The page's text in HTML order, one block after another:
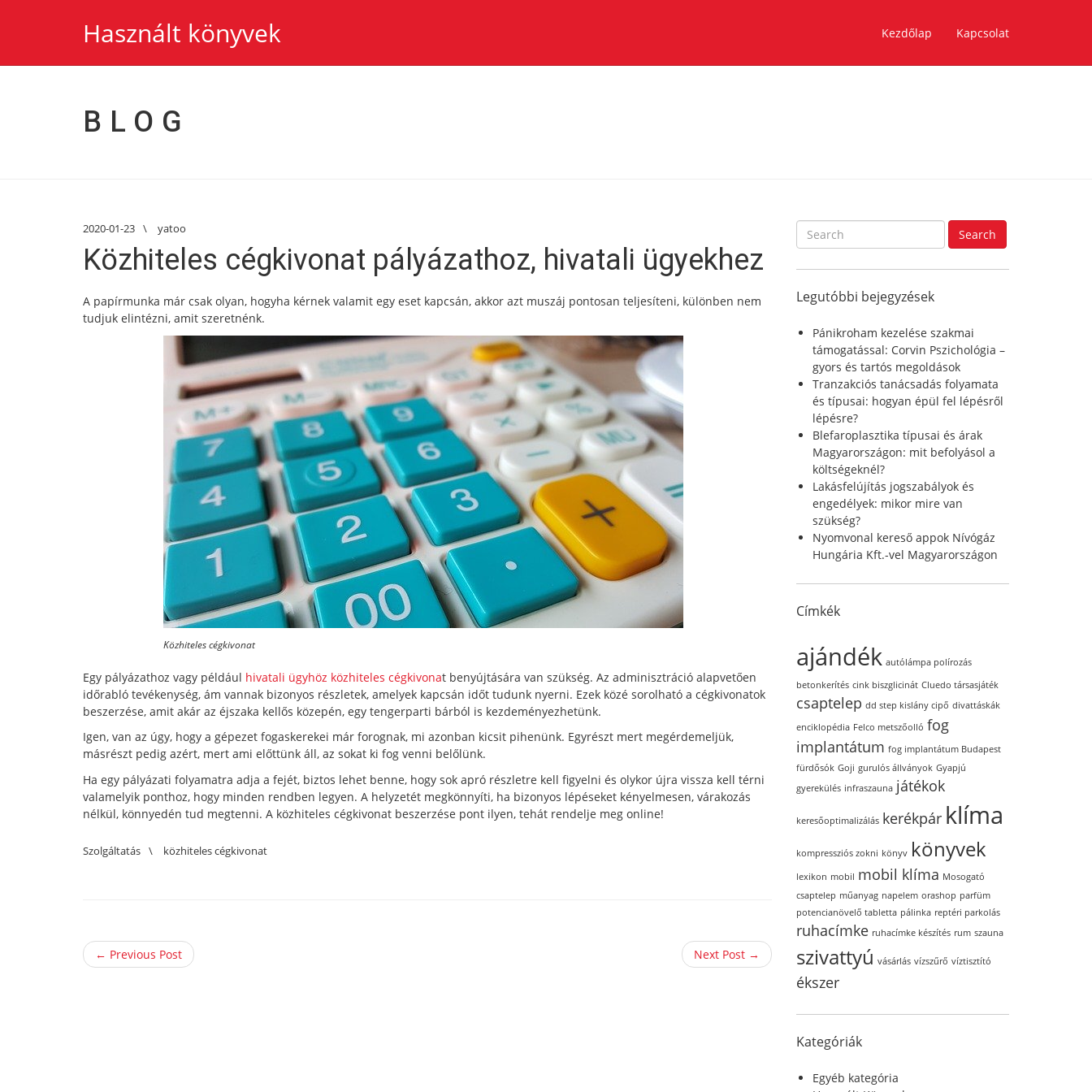
Használt könyvek Kezdőlap Kapcsolat
BLOG
2020-01-23 \ yatoo
Közhiteles cégkivonat pályázathoz, hivatali ügyekhez
A papírmunka már csak olyan, hogyha kérnek valamit egy eset kapcsán, akkor azt muszáj pontosan teljesíteni, különben nem
tudjuk elintézni, amit szeretnénk.
Közhiteles cégkivonat
Egy pályázathoz vagy például hivatali ügyhöz közhiteles cégkivonat benyújtására van szükség. Az adminisztráció alapvetően
időrabló tevékenység, ám vannak bizonyos részletek, amelyek kapcsán időt tudunk nyerni. Ezek közé sorolható a cégkivonatok
beszerzése, amit akár az éjszaka kellős közepén, egy tengerparti bárból is kezdeményezhetünk.
Igen, van az úgy, hogy a gépezet fogaskerekei már forognak, mi azonban kicsit pihenünk. Egyrészt mert megérdemeljük,
másrészt pedig azért, mert ami előttünk áll, az sokat ki fog venni belőlünk.
Ha egy pályázati folyamatra adja a fejét, biztos lehet benne, hogy sok apró részletre kell figyelni és olykor újra vissza kell térni
valamelyik ponthoz, hogy minden rendben legyen. A helyzetét megkönnyíti, ha bizonyos lépéseket kényelmesen, várakozás
nélkül, könnyedén tud megtenni. A közhiteles cégkivonat beszerzése pont ilyen, tehát rendelje meg online!
Szolgáltatás \ közhiteles cégkivonat
← Previous Post Next Post →
S
e
c
f
Search
Legutóbbi bejegyzések
Pánikroham kezelése szakmai
támogatással: Corvin Pszichológia –
gyors és tartós megoldások
Tranzakciós tanácsadás folyamata
és típusai: hogyan épül fel lépésről
lépésre?
Blefaroplasztika típusai és árak
Magyarországon: mit befolyásol a
költségeknél?
Lakásfelújítás jogszabályok és
engedélyek: mikor mire van
szükség?
Nyomvonal kereső appok Nívógáz
Hungária Kft.-vel Magyarországon
Címkék
ajándék autólámpa polírozás
betonkerítés cink biszglicinát Cluedo társasjáték
csaptelep dd step kislány cipő divattáskák
enciklopédia Felco metszőolló fog
implantátum fog implantátum Budapest
fürdősók Goji gurulós állványok Gyapjú
gyerekülés infraszauna játékok
keresőoptimalizálás kerékpár klíma
kompressziós zokni könyv könyvek
lexikon mobil mobil klíma Mosogató
csaptelep műanyag napelem orashop parfüm
potencianövelő tabletta pálinka reptéri parkolás
ruhacímke ruhacímke készítés rum szauna
szivattyú vásárlás vízszűrő víztisztító
ékszer
Kategóriák
Egyéb kategória